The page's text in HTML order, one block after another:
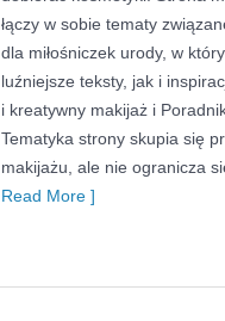
łączy w sobie tematy
dla miłośniczek urody, w
luźniejsze teksty, jak i
i kreatywny makijaż i
Tematyka strony skupia się
makijażu, ale nie ogranicza
Read More ]